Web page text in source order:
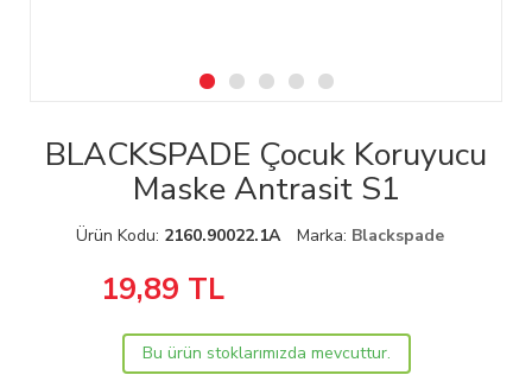
BLACKSPADE Çocuk Koruyucu
Maske Antrasit S1
Ürün Kodu: 2160.90022.1A Marka: Blackspade
19,89 TL
Bu ürün stoklarımızda mevcuttur.